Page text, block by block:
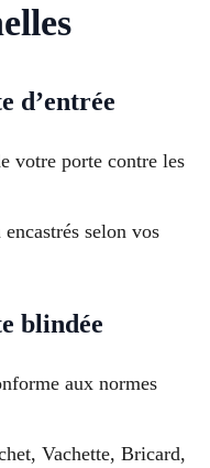
d’entrée
votre porte contre les
selon vos
blindée
aux normes
Vachette, Bricard,